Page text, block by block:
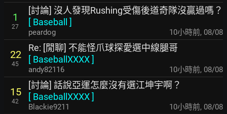
1
27
[討論] 沒人發現Rushing受傷後道奇隊沒贏過嗎？
[ Baseball ]
peardog 10小時前, 08/08
22
45
Re: [閒聊] 不能怪爪球探愛選中線腿哥
[ BaseballXXXX]
andy82116 10小時前, 08/08
15
42
[討論] 話說亞運怎麼沒有選江坤宇啊？
[ BaseballXXXX]
Blackie9211 10小時前, 08/08